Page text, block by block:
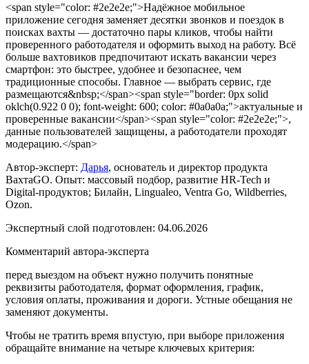
<span style="color: #2e2e2e;">Надёжное мобильное
приложение сегодня заменяет десятки звонков и поездок в
поисках вахты — достаточно пары кликов, чтобы найти
проверенного работодателя и оформить выход на работу. Всё
больше вахтовиков предпочитают искать вакансии через
смартфон: это быстрее, удобнее и безопаснее, чем
традиционные способы. Главное — выбрать сервис, где
размещаются&nbsp;</span><span style="border: 0px solid
oklch(0.922 0 0); font-weight: 600; color: #0a0a0a;">актуальные и
проверенные вакансии</span><span style="color: #2e2e2e;">,
данные пользователей защищены, а работодатели проходят
модерацию.</span>
Автор-эксперт: Дарья, основатель и директор продукта
ВахтаGO. Опыт: массовый подбор, развитие HR-Tech и
Digital-продуктов; Билайн, Lingualeo, Ventra Go, Wildberries,
Ozon.
Экспертный слой подготовлен: 04.06.2026
Комментарий автора-эксперта
перед выездом на объект нужно получить понятные
реквизиты работодателя, формат оформления, график,
условия оплаты, проживания и дороги. Устные обещания не
заменяют документы.
Чтобы не тратить время впустую, при выборе приложения
обращайте внимание на четыре ключевых критерия: